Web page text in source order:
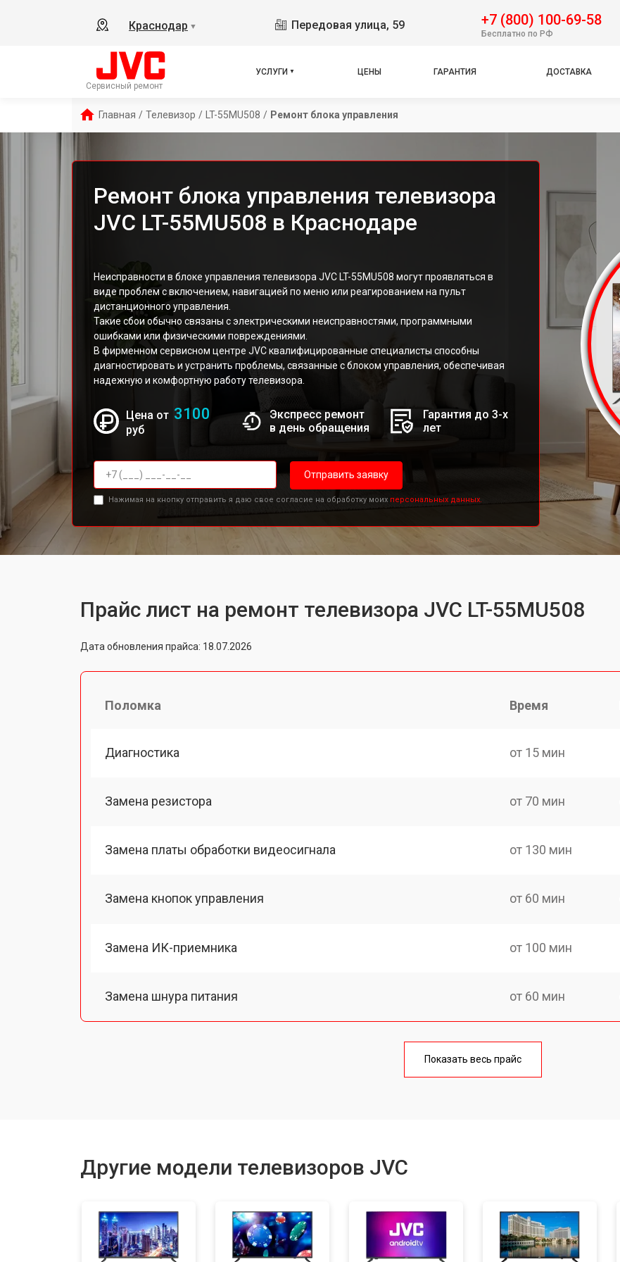
Краснодар ▼ Передовая улица, 59 +7 (800) 100-69-58
Бесплатно по РФ
Сервисный ремонт
УСЛУГИ ЦЕНЫ ГАРАНТИЯ ДОСТАВКА
Главная / Телевизор / LT-55MU508 / Ремонт блока управления
Ремонт блока управления телевизора
JVC LT-55MU508 в Краснодаре
Неисправности в блоке управления телевизора JVC LT-55MU508 могут проявляться в
виде проблем с включением, навигацией по меню или реагированием на пульт
дистанционного управления.
Такие сбои обычно связаны с электрическими неисправностями, программными
ошибками или физическими повреждениями.
В фирменном сервисном центре JVC квалифицированные специалисты способны
диагностировать и устранить проблемы, связанные с блоком управления, обеспечивая
надежную и комфортную работу телевизора.
Цена от 3100
руб
Экспресс ремонт
в день обращения
Гарантия до 3-х
лет
Отправить заявку
Нажимая на кнопку отправить я даю свое согласие на обработку моих персональных данных.
Прайс лист на ремонт телевизора JVC LT-55MU508
Дата обновления прайса: 18.07.2026
Поломка Время
Диагностика от 15 мин
Замена резистора от 70 мин
Замена платы обработки видеосигнала от 130 мин
Замена кнопок управления от 60 мин
Замена ИК-приемника от 100 мин
Замена шнура питания от 60 мин
от 90 мин
Замена HDMI порта от 80 мин
Показать весь прайс
Другие модели телевизоров JVC